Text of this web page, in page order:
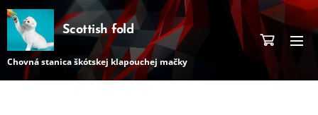
Scottish fold
Chovná stanica škótskej klapouchej mačky